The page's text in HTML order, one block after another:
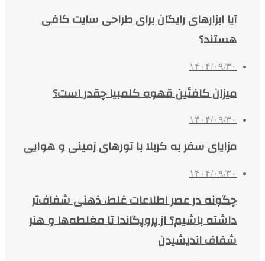
آیا ابزارهای رایگان برای طراحی سایت کافی
هستند؟
۱۴۰۴/۰۹/۳۰
میزان کافئین قهوه کلمبیا چقدر است؟
۱۴۰۴/۰۹/۳۰
مزایای سفر به کربلا با تورهای زمینی و هوایی
۱۴۰۴/۰۹/۳۰
چگونه در عصر اطلاعات غلط، ذهنی شفاف‌تر
داشته باشیم؟ از پروپگاندا تا مغلطه‌ها و هنر
شفاف اندیشیدن